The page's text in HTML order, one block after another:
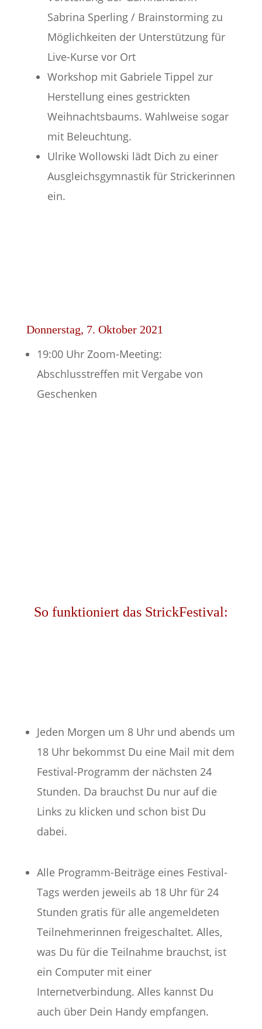
Sabrina Sperling / Brainstorming zu
Möglichkeiten der Unterstützung für
Live-Kurse vor Ort
Workshop mit Gabriele Tippel zur
Herstellung eines gestrickten
Weihnachtsbaums. Wahlweise sogar
mit Beleuchtung.
Ulrike Wollowski lädt Dich zu einer
Ausgleichsgymnastik für Strickerinnen
ein.
Donnerstag, 7. Oktober 2021
19:00 Uhr Zoom-Meeting:
Abschlusstreffen mit Vergabe von
Geschenken
So funktioniert das StrickFestival:
Jeden Morgen um 8 Uhr und abends um
18 Uhr bekommst Du eine Mail mit dem
Festival-Programm der nächsten 24
Stunden. Da brauchst Du nur auf die
Links zu klicken und schon bist Du
dabei.
Alle Programm-Beiträge eines Festival-
Tags werden jeweils ab 18 Uhr für 24
Stunden gratis für alle angemeldeten
Teilnehmerinnen freigeschaltet. Alles,
was Du für die Teilnahme brauchst, ist
ein Computer mit einer
Internetverbindung. Alles kannst Du
auch über Dein Handy empfangen.